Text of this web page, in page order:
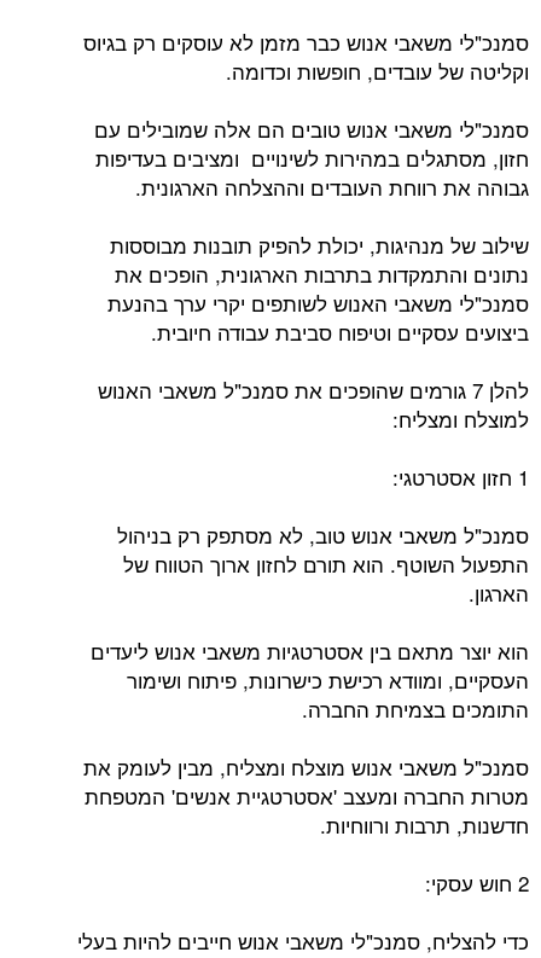
סמנכ"לי משאבי אנוש כבר מזמן לא עוסקים רק בגיוס
וקליטה של עובדים, חופשות וכדומה.
סמנכ"לי משאבי אנוש טובים הם אלה שמובילים עם
חזון, מסתגלים במהירות לשינויים ומציבים בעדיפות
גבוהה את רווחת העובדים וההצלחה הארגונית.
שילוב של מנהיגות, יכולת להפיק תובנות מבוססות
נתונים והתמקדות בתרבות הארגונית, הופכים את
סמנכ"לי משאבי האנוש לשותפים יקרי ערך בהנעת
ביצועים עסקיים וטיפוח סביבת עבודה חיובית.
להלן 7 גורמים שהופכים את סמנכ"ל משאבי האנוש
למוצלח ומצליח:
1 חזון אסטרטגי:
סמנכ"ל משאבי אנוש טוב, לא מסתפק רק בניהול
התפעול השוטף. הוא תורם לחזון ארוך הטווח של
הארגון.
הוא יוצר מתאם בין אסטרטגיות משאבי אנוש ליעדים
העסקיים, ומוודא רכישת כישרונות, פיתוח ושימור
התומכים בצמיחת החברה.
סמנכ"ל משאבי אנוש מוצלח ומצליח, מבין לעומק את
מטרות החברה ומעצב 'אסטרטגיית אנשים' המטפחת
חדשנות, תרבות ורווחיות.
2 חוש עסקי:
כדי להצליח, סמנכ"לי משאבי אנוש חייבים להיות בעלי